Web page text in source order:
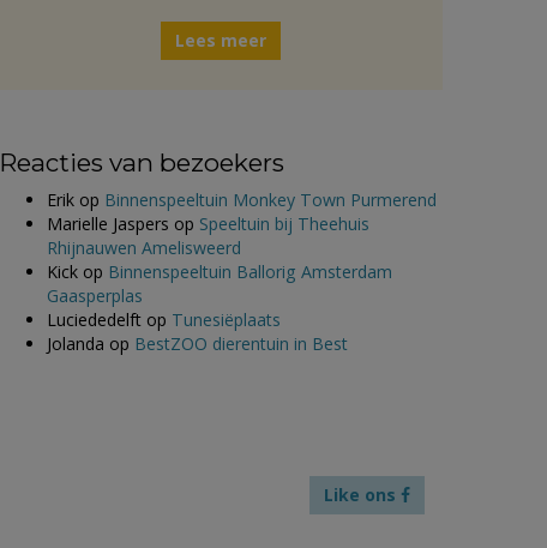
Lees meer
Reacties van bezoekers
Erik op Binnenspeeltuin Monkey Town Purmerend
Marielle Jaspers op Speeltuin bij Theehuis
Rhijnauwen Amelisweerd
Kick op Binnenspeeltuin Ballorig Amsterdam
Gaasperplas
Luciededelft op Tunesiëplaats
Jolanda op BestZOO dierentuin in Best
Like ons